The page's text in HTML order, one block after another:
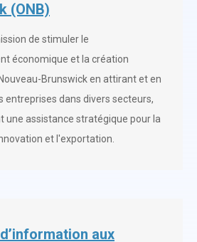
(ONB)
de stimuler le
économique et la création
Brunswick en attirant et en
entreprises dans divers secteurs,
une assistance stratégique pour la
et l'exportation.
aux